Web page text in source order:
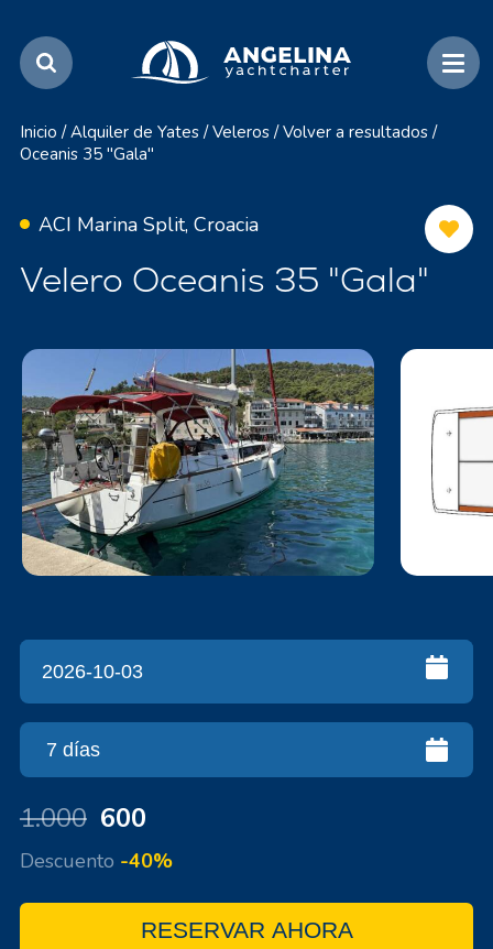
Inicio / Alquiler de Yates / Veleros / Volver a resultados /
Oceanis 35 "Gala"
ACI Marina Split, Croacia
Velero Oceanis 35 "Gala"
1.000 600
Descuento -40%
RESERVAR AHORA